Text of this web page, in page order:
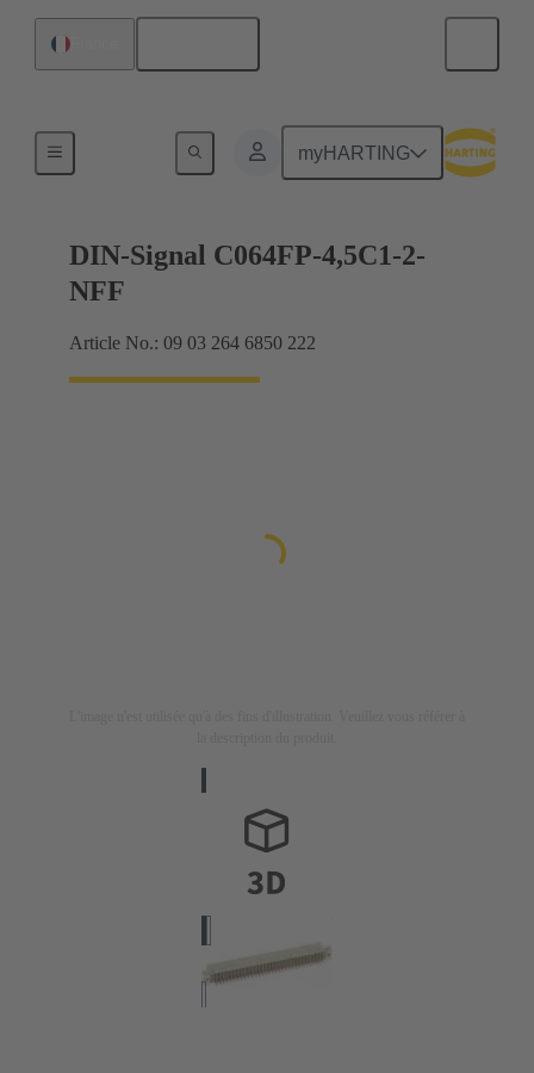
myHARTING
Raccordement carte mère à carte fille
DIN-Signal C064FP-4,5C1-2-
NFF
Article No.: 09 03 264 6850 222